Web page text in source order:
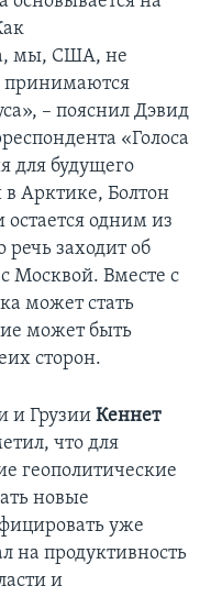
мы, США, не
принимаются
– пояснил Дэвид
«Голоса
для будущего
Арктике, Болтон
остается одним из
заходит об
Москвой. Вместе с
может стать
может быть
сторон.
и Грузии Кеннет
что для
геополитические
новые
уже
на продуктивность
и